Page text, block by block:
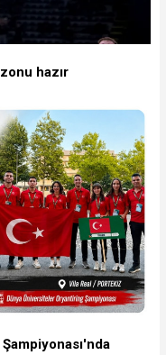
hazır